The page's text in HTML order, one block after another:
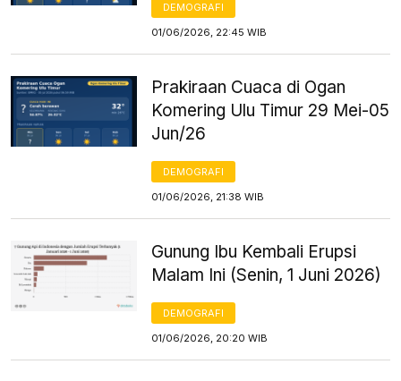
DEMOGRAFI
01/06/2026, 22:45 WIB
Prakiraan Cuaca di Ogan
Komering Ulu Timur 29 Mei-05
Jun/26
DEMOGRAFI
01/06/2026, 21:38 WIB
Gunung Ibu Kembali Erupsi
Malam Ini (Senin, 1 Juni 2026)
DEMOGRAFI
01/06/2026, 20:20 WIB